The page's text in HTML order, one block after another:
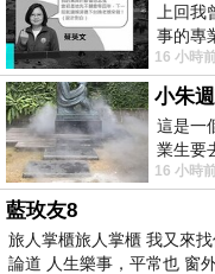
上回
事的專
是只會
16 小時
這是一
業生要
情況下
16 小時
藍玫友8
旅人掌櫃旅人掌櫃 我又來
論道 人生樂事，平常也 窗